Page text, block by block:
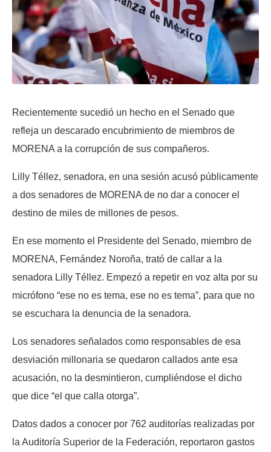
Recientemente sucedió un hecho en el Senado que
refleja un descarado encubrimiento de miembros de
MORENA a la corrupción de sus compañeros.
Lilly Téllez, senadora, en una sesión acusó públicamente
a dos senadores de MORENA de no dar a conocer el
destino de miles de millones de pesos.
En ese momento el Presidente del Senado, miembro de
MORENA, Fernández Noroña, trató de callar a la
senadora Lilly Téllez. Empezó a repetir en voz alta por su
micrófono “ese no es tema, ese no es tema”, para que no
se escuchara la denuncia de la senadora.
Los senadores señalados como responsables de esa
desviación millonaria se quedaron callados ante esa
acusación, no la desmintieron, cumpliéndose el dicho
que dice “el que calla otorga”.
Datos dados a conocer por 762 auditorías realizadas por
la Auditoría Superior de la Federación, reportaron gastos